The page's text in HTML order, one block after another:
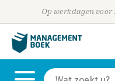
Op werkdagen